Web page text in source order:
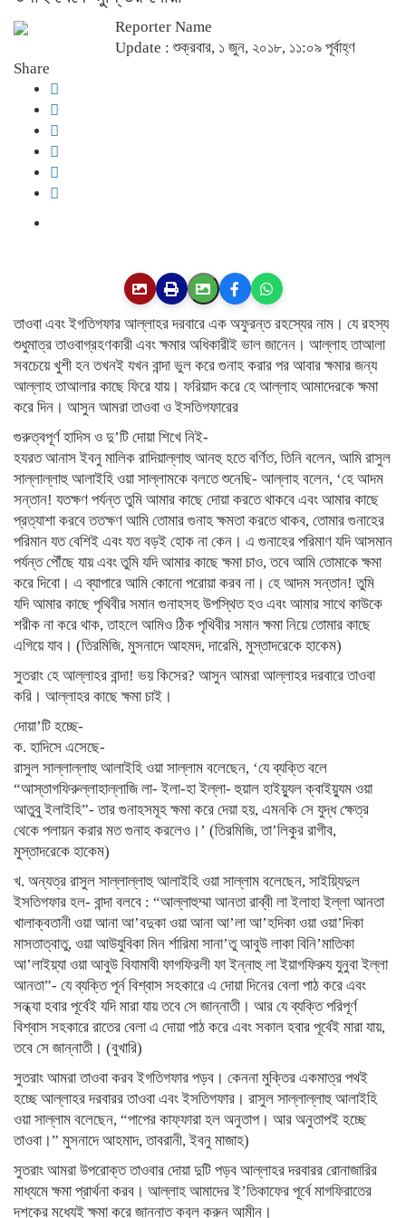
Reporter Name
Update : শুক্রবার, ১ জুন, ২০১৮, ১১:০৯ পূর্বাহ্ণ
Share
তাওবা এবং ইগতিগফার আল্লাহর দরবারে এক অফুরন্ত রহস্যের নাম। যে রহস্য
শুধুমাত্র তাওবাগ্রহণকারী এবং ক্ষমার অধিকারীই ভাল জানেন। আল্লাহ তাআলা
সবচেয়ে খুশী হন তখনই যখন বান্দা ভুল করে গুনাহ করার পর আবার ক্ষমার জন্য
আল্লাহ তাআলার কাছে ফিরে যায়। ফরিয়াদ করে হে আল্লাহ আমাদেরকে ক্ষমা
করে দিন। আসুন আমরা তাওবা ও ইসতিগফারের
গুরুত্বপূর্ণ হাদিস ও দু’টি দোয়া শিখে নিই-
হযরত আনাস ইবনু মালিক রাদিয়াল্লাহু আনহু হতে বর্ণিত, তিনি বলেন, আমি রাসুল
সাল্লাল্লাহু আলাইহি ওয়া সাল্লামকে বলতে শুনেছি- আল্লাহ বলেন, ‘হে আদম
সন্তান! যতক্ষণ পর্যন্ত তুমি আমার কাছে দোয়া করতে থাকবে এবং আমার কাছে
প্রত্যাশা করবে ততক্ষণ আমি তোমার গুনাহ ক্ষমতা করতে থাকব, তোমার গুনাহের
পরিমান যত বেশিই এবং যত বড়ই হোক না কেন। এ গুনাহের পরিমাণ যদি আসমান
পর্যন্ত পৌঁছে যায় এবং তুমি যদি আমার কাছে ক্ষমা চাও, তবে আমি তোমাকে ক্ষমা
করে দিবো। এ ব্যাপারে আমি কোনো পরোয়া করব না। হে আদম সন্তান! তুমি
যদি আমার কাছে পৃথিবীর সমান গুনাহসহ উপস্থিত হও এবং আমার সাথে কাউকে
শরীক না করে থাক, তাহলে আমিও ঠিক পৃথিবীর সমান ক্ষমা নিয়ে তোমার কাছে
এগিয়ে যাব। (তিরমিজি, মুসনাদে আহমদ, দারেমি, মুস্তাদরেকে হাকেম)
সুতরাং হে আল্লাহর বান্দা! ভয় কিসের? আসুন আমরা আল্লাহর দরবারে তাওবা
করি। আল্লাহর কাছে ক্ষমা চাই।
দোয়া’টি হচ্ছে-
ক. হাদিসে এসেছে-
রাসুল সাল্লাল্লাহু আলাইহি ওয়া সাল্লাম বলেছেন, ‘যে ব্যক্তি বলে
“আস্তাগফিরুল্লাহাল্লাজি লা- ইলা-হা ইল্লা- হুয়াল হাইয়্যুল ক্বাইয়্যুম ওয়া
আতুবু ইলাইহি”- তার গুনাহসমূহ ক্ষমা করে দেয়া হয়, এমনকি সে যুদ্ধ ক্ষেত্র
থেকে পলায়ন করার মত গুনাহ করলেও।’ (তিরমিজি, তা’লিকুর রাগীব,
মুস্তাদরেকে হাকেম)
খ. অন্যত্র রাসুল সাল্লাল্লাহু আলাইহি ওয়া সাল্লাম বলেছেন, সাইয়্যিদুল
ইসতিগফার হল- বান্দা বলবে : “আল্লাহুম্মা আনতা রাব্বী লা ইলাহা ইল্লা আনতা
খালাক্বতানী ওয়া আনা আ’বদুকা ওয়া আনা আ’লা আ’হদিকা ওয়া ওয়া’দিকা
মাসতাত্বাতু, ওয়া আউযুবিকা মিন র্শারিমা সানা’তু আবুউ লাকা বিনি’মাতিকা
আ’লাইয়্যা ওয়া আবুউ বিযামাবী ফাগফিরলী ফা ইন্নাহু লা ইয়াগফিরুয যুনুবা ইল্লা
আনতা”- যে ব্যক্তি পূর্ন বিশ্বাস সহকারে এ দোয়া দিনের বেলা পাঠ করে এবং
সন্ধ্যা হবার পূর্বেই যদি মারা যায় তবে সে জান্নাতী। আর যে ব্যক্তি পরিপূর্ণ
বিশ্বাস সহকারে রাতের বেলা এ দোয়া পাঠ করে এবং সকাল হবার পূর্বেই মারা যায়,
তবে সে জান্নাতী। (বুখারি)
সুতরাং আমরা তাওবা করব ইগতিগফার পড়ব। কেননা মুক্তির একমাত্র পথই
হচ্ছে আল্লাহর দরবারর তাওবা এবং ইসতিগফার। রাসুল সাল্লাল্লাহু আলাইহি
ওয়া সাল্লাম বলেছেন, “পাপের কাফ্ফারা হল অনুতাপ। আর অনুতাপই হচ্ছে
তাওবা।” মুসনাদে আহমাদ, তাবরানী, ইবনু মাজাহ)
সুতরাং আমরা উপরোক্ত তাওবার দোয়া দুটি পড়ব আল্লাহর দরবারর রোনাজারির
মাধ্যমে ক্ষমা প্রার্থনা করব। আল্লাহ আমাদের ই’তিকাফের পূর্বে মাগফিরাতের
দশকের মধ্যেই ক্ষমা করে জান্নাত কবুল করুন আমীন।